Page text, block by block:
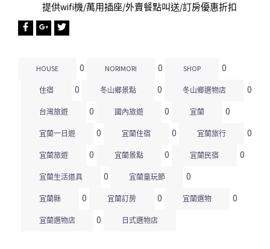
提供wifi機/萬用插座/外賣餐點叫送/訂房優惠折扣
HOUSE 0 NORIMORI 0 SHOP 0
住宿 0 冬山鄉景點 0 冬山鄉選物店 0
台灣旅遊 0 國內旅遊 0 宜蘭 0
宜蘭一日遊 0 宜蘭住宿 0 宜蘭旅行 0
宜蘭旅遊 0 宜蘭景點 0 宜蘭民宿 0
宜蘭生活道具 0 宜蘭童玩節 0
宜蘭縣 0 宜蘭訂房 0 宜蘭選物 0
宜蘭選物店 0 日式選物店